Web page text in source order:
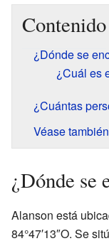
Contenido
¿Dónde se
¿Cuál es
¿Cuántas
Véase también
¿Dónde se
Alanson está
84°47′13″O. Se